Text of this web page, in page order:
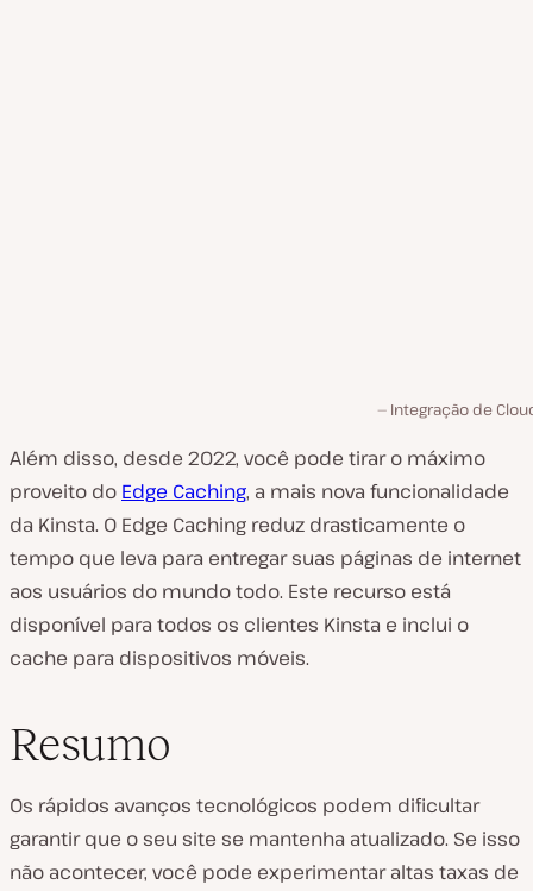
Integração de
Além disso, desde 2022, você pode tirar o máximo
proveito do Edge Caching, a mais nova funcionalidade
da Kinsta. O Edge Caching reduz drasticamente o
tempo que leva para entregar suas páginas de internet
aos usuários do mundo todo. Este recurso está
disponível para todos os clientes Kinsta e inclui o
cache para dispositivos móveis.
Resumo
Os rápidos avanços tecnológicos podem dificultar
garantir que o seu site se mantenha atualizado. Se isso
não acontecer, você pode experimentar altas taxas de